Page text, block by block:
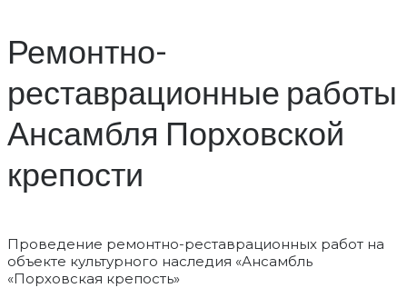
Ремонтно-
реставрационные работы
Ансамбля Порховской
крепости
Проведение ремонтно-реставрационных работ на
объекте культурного наследия «Ансамбль
«Порховская крепость»